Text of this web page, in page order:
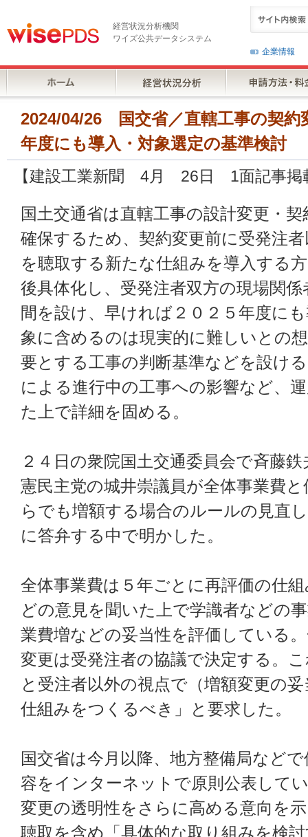
経営状況分析機関
ワイズ公共データシステム
企業情報
2024/04/26 国交省／直轄工事の契約
年度にも導入・対象選定の基準検討
【建設工業新聞 4月 26日 1面記事掲
国土交通省は直轄工事の設計変更・
確保するため、契約変更前に受発注
を聴取する新たな仕組みを導入する
後具体化し、受発注者双方の現場関
間を設け、早ければ２０２５年度に
象に含めるのは現実的に難しいとの
要とする工事の判断基準などを設け
による進行中の工事への影響など、
た上で詳細を固める。
２４日の衆院国土交通委員会で斉藤
憲民主党の城井崇議員が全体事業費
らでも増額する場合のルールの見直
に答弁する中で明かした。
全体事業費は５年ごとに再評価の仕
どの意見を聞いた上で学識者などの
業費増などの妥当性を評価している
変更は受発注者の協議で決定する。
と受注者以外の視点で（増額変更の
仕組みをつくるべき」と要求した。
国交省は今月以降、地方整備局など
容をインターネットで原則公表して
変更の透明性をさらに高める意向を
聴取を含め「具体的な取り組みを検